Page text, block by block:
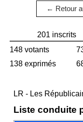
← Retour
201 inscrits
148 votants
138 exprimés
LR - Les